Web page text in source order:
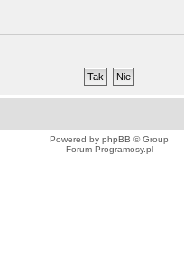
Powered by phpBB © Group
Forum Programosy.pl